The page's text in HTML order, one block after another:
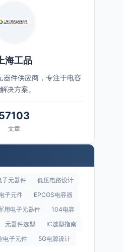
上海工品
器件供应商，专注于电容
决方案。
文章
子元器件
低压电路设计
子元件
EPCOS电容器
用电子元器件
104电容
元器件选型
IC选型指南
电子元件
5G电源设计